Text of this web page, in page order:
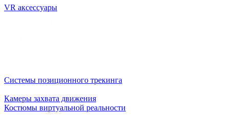
VR аксессуары
Системы позиционного трекинга
Камеры захвата движения
Костюмы виртуальной реальности